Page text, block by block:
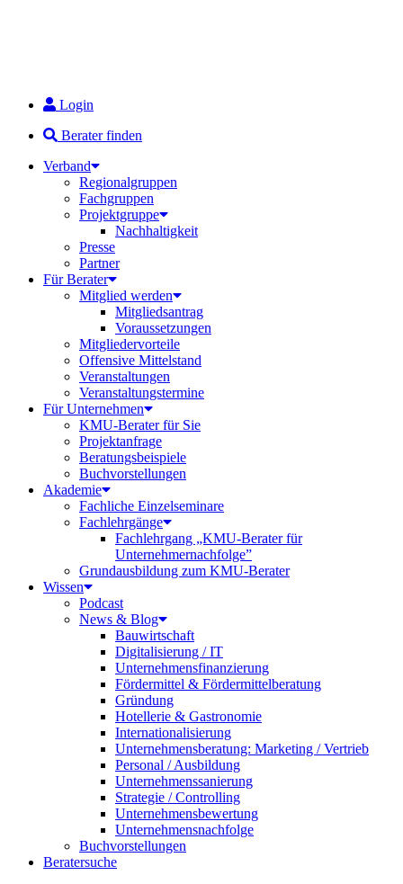
Login
Berater finden
Verband
Regionalgruppen
Fachgruppen
Projektgruppe
Nachhaltigkeit
Presse
Partner
Für Berater
Mitglied werden
Mitgliedsantrag
Voraussetzungen
Mitgliedervorteile
Offensive Mittelstand
Veranstaltungen
Veranstaltungstermine
Für Unternehmen
KMU-Berater für Sie
Projektanfrage
Beratungsbeispiele
Buchvorstellungen
Akademie
Fachliche Einzelseminare
Fachlehrgänge
Fachlehrgang „KMU-Berater für
Unternehmernachfolge”
Grundausbildung zum KMU-Berater
Wissen
Podcast
News & Blog
Bauwirtschaft
Digitalisierung / IT
Unternehmensfinanzierung
Fördermittel & Fördermittelberatung
Gründung
Hotellerie & Gastronomie
Internationalisierung
Unternehmensberatung: Marketing / Vertrieb
Personal / Ausbildung
Unternehmenssanierung
Strategie / Controlling
Unternehmensbewertung
Unternehmensnachfolge
Buchvorstellungen
Beratersuche